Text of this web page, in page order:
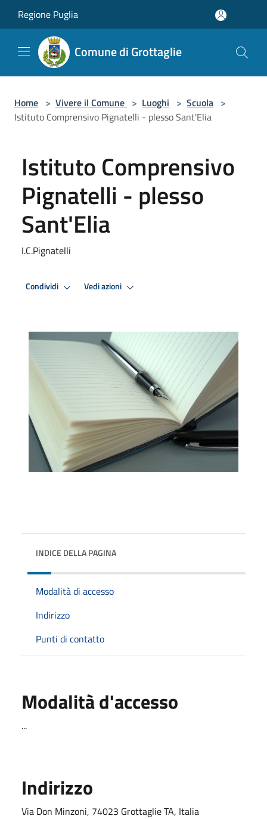
Regione Puglia
Comune di Grottaglie
Home > Vivere il Comune > Luoghi > Scuola >
Istituto Comprensivo Pignatelli - plesso Sant'Elia
Istituto Comprensivo
Pignatelli - plesso
Sant'Elia
I.C.Pignatelli
Condividi Vedi azioni
INDICE DELLA PAGINA
Modalità di accesso
Indirizzo
Punti di contatto
Modalità d'accesso
...
Indirizzo
Via Don Minzoni, 74023 Grottaglie TA, Italia